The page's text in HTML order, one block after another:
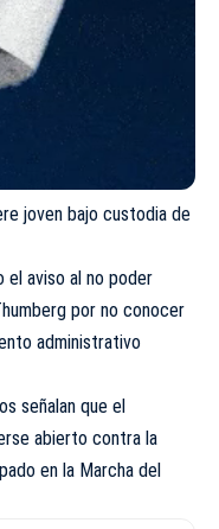
joven bajo custodia de
el aviso al no poder
por no conocer
administrativo
señalan que el
abierto contra la
en la Marcha del